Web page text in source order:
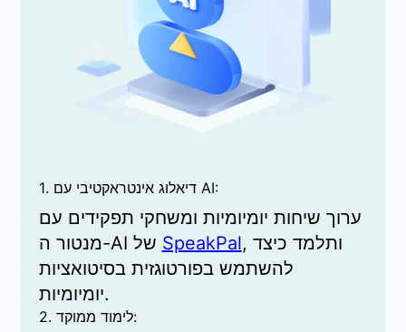
1. דיאלוג אינטראקטיבי עם AI:
ערוך שיחות יומיומיות ומשחקי תפקידים עם
SpeakPal, ותלמד כיצד
להשתמש בפורטוגזית בסיטואציות
יומיומיות.
2. לימוד ממוקד: